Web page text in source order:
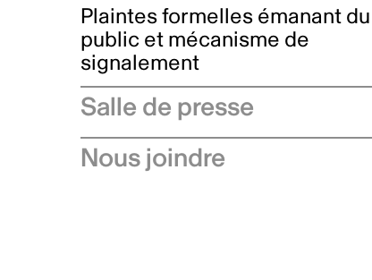
Plaintes formelles émanant du
public et mécanisme de
signalement
Salle de presse
Communiqués de presse
Nous joindre